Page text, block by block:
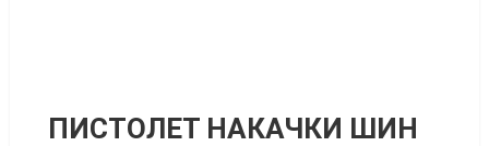
ПИСТОЛЕТ НАКАЧКИ ШИН